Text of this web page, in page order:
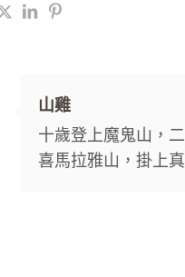
山雞
十歲登上魔鬼山，
喜馬拉雅山，掛上